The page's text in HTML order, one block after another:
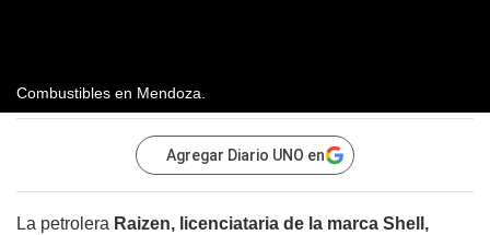
Combustibles en Mendoza.
Agregar Diario UNO en
La petrolera Raizen, licenciataria de la marca Shell,